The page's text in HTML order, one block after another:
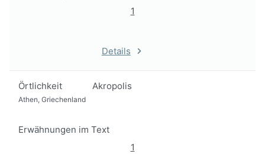
1
Details
Örtlichkeit Akropolis
Athen, Griechenland
Erwähnungen im Text
1